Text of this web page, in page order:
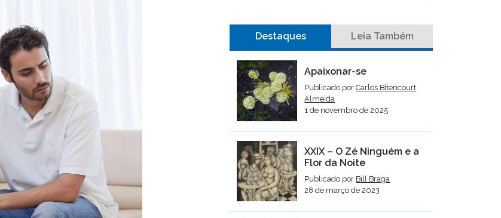
Destaques Leia Também
Apaixonar-se
Publicado porCarlos Bitencourt
Almeida
1 de novembro de 2025
XXIX – O Zé Ninguém e a
Flor da Noite
Publicado por Bill Braga
28 de março de 2023